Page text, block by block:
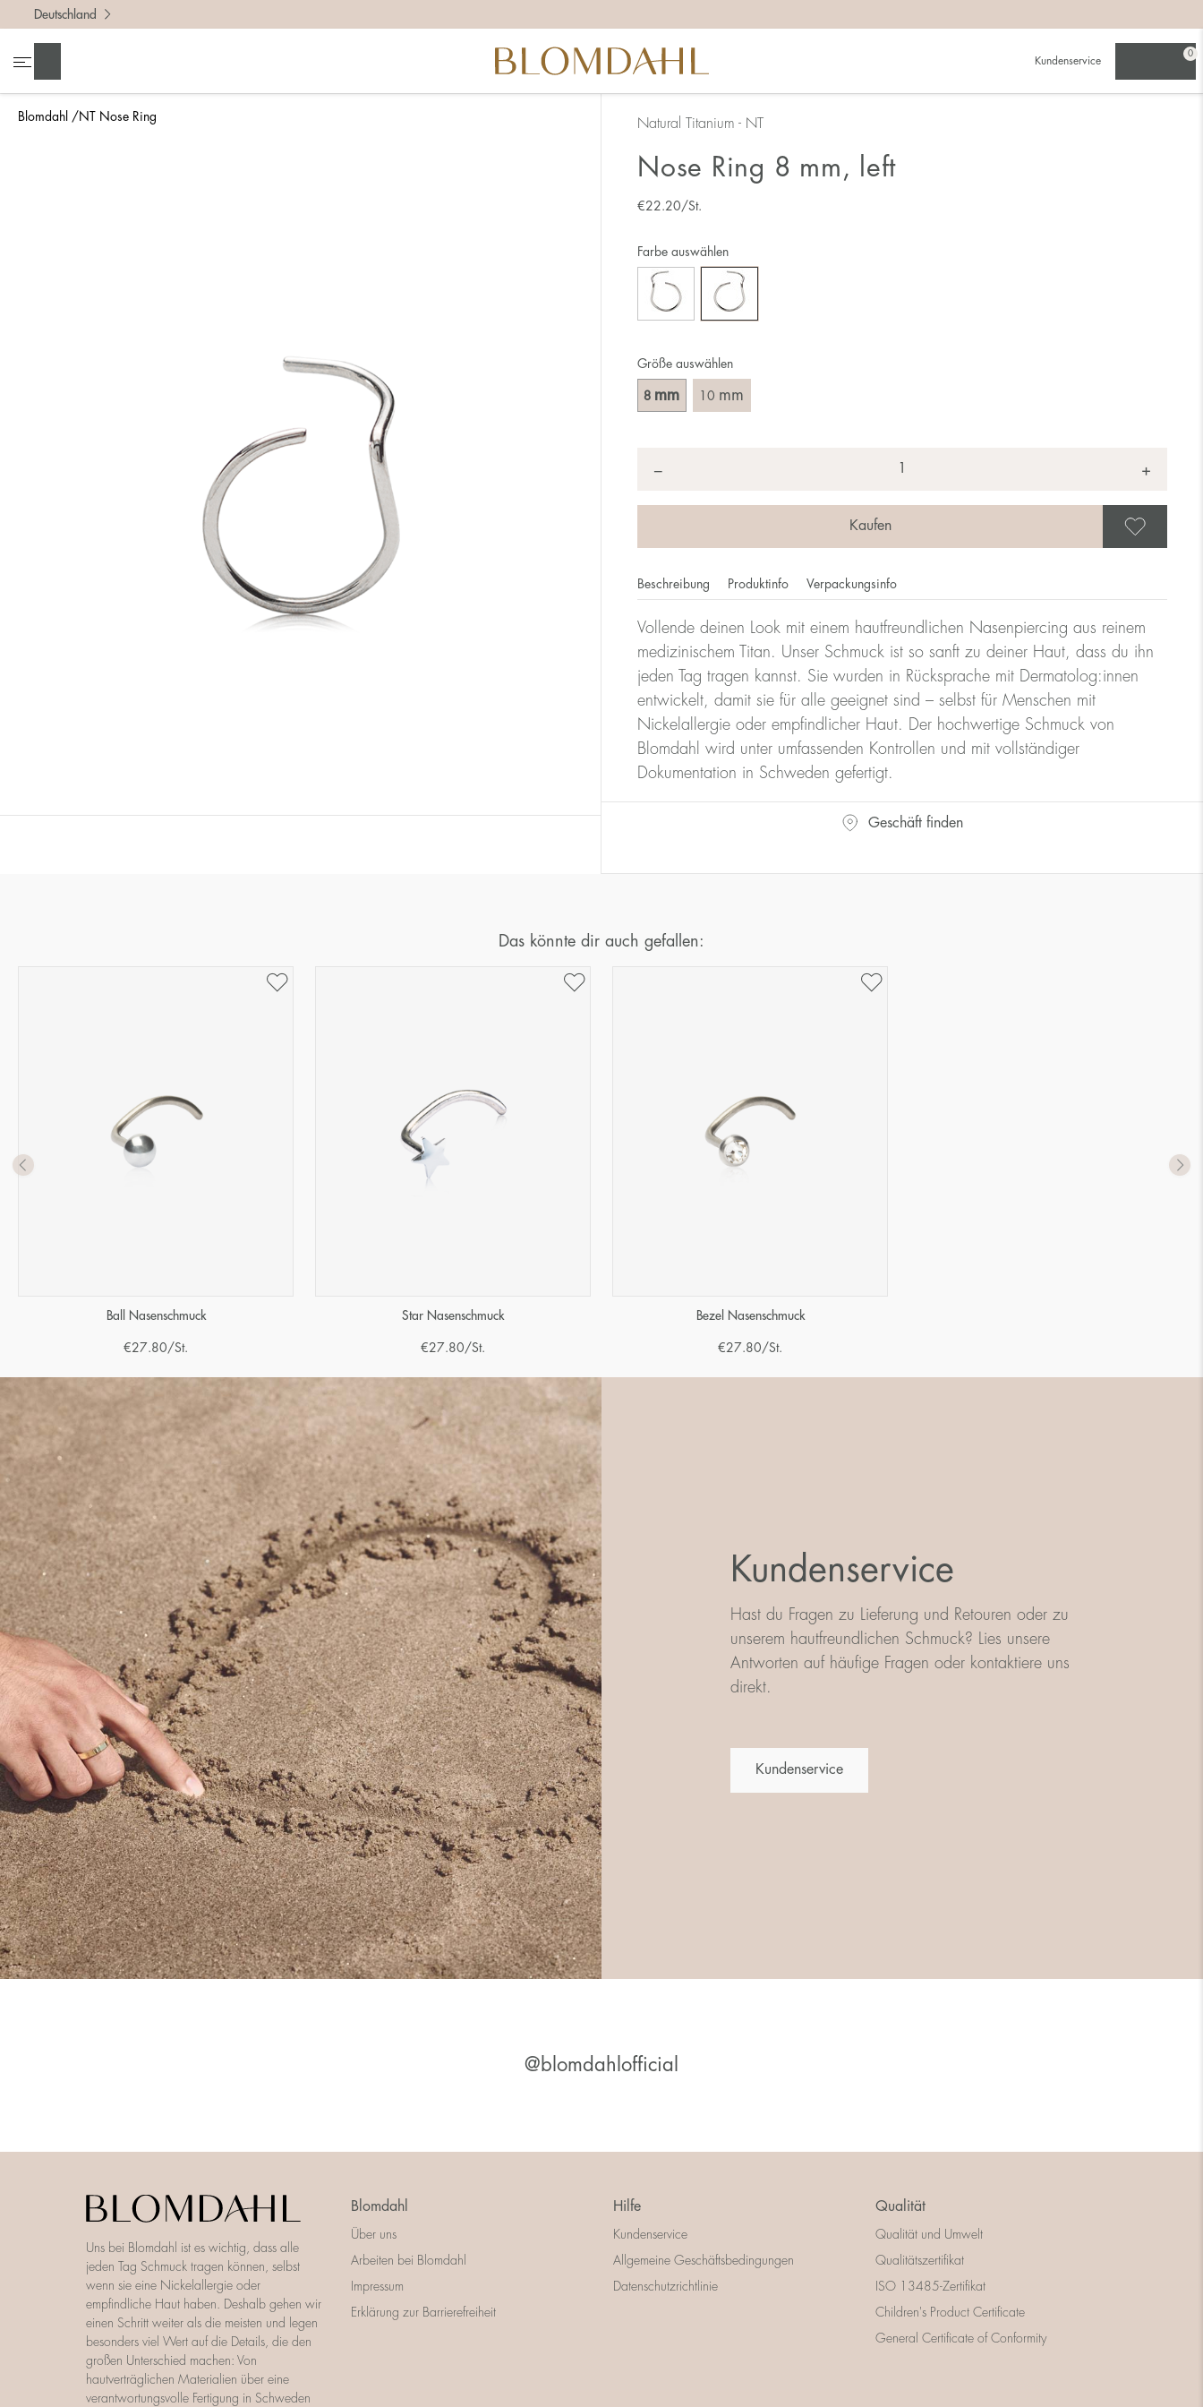
Blomdahl NT Nose Ring
Deutschland
Kundenservice
0
Natural Titanium - NT
Nose Ring 8 mm, left
€22.20/St.
Größe auswählen
8 mm 10 mm
Farbe auswählen
− +
Beschreibung Produktinfo Verpackungsinfo
Vollende deinen Look mit einem hautfreundlichen Nasenpiercing aus reinem
medizinischem Titan. Unser Schmuck ist so sanft zu deiner Haut, dass du ihn
jeden Tag tragen kannst. Sie wurden in Rücksprache mit Dermatolog:innen
entwickelt, damit sie für alle geeignet sind – selbst für Menschen mit
Nickelallergie oder empfindlicher Haut. Der hochwertige Schmuck von
Blomdahl wird unter umfassenden Kontrollen und mit vollständiger
Dokumentation in Schweden gefertigt.
Geschäft finden
Das könnte dir auch gefallen:
Ball Nasenschmuck
€27.80 /St.
Star Nasenschmuck
€27.80 /St.
Bezel Nasenschmuck
€27.80 /St.
Kundenservice
Hast du Fragen zu Lieferung und Retouren oder zu
unserem hautfreundlichen Schmuck? Lies unsere
Antworten auf häufige Fragen oder kontaktiere uns
direkt.
Kundenservice
@blomdahlofficial
Uns bei Blomdahl ist es wichtig, dass alle
jeden Tag Schmuck tragen können, selbst
wenn sie eine Nickelallergie oder
empfindliche Haut haben. Deshalb gehen wir
einen Schritt weiter als die meisten und legen
besonders viel Wert auf die Details, die den
großen Unterschied machen: Von
hautverträglichen Materialien über eine
verantwortungsvolle Fertigung in Schweden
Blomdahl
Über uns
Arbeiten bei Blomdahl
Impressum
Erklärung zur Barrierefreiheit
Hilfe
Kundenservice
Allgemeine Geschäftsbedingungen
Datenschutzrichtlinie
Qualität
Qualität und Umwelt
Qualitätszertifikat
ISO 13485-Zertifikat
Children's Product Certificate
General Certificate of Conformity